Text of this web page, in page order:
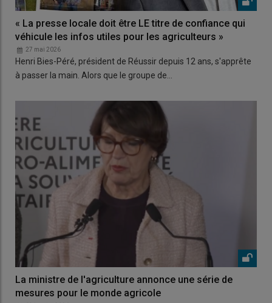
« La presse locale doit être LE titre de confiance qui
véhicule les infos utiles pour les agriculteurs »
27 mai 2026
Henri Bies-Péré, président de Réussir depuis 12 ans, s'apprête
à passer la main. Alors que le groupe de…
La ministre de l'agriculture annonce une série de
mesures pour le monde agricole